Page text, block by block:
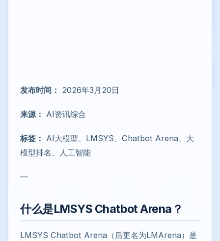
发布时间： 2026年3月20日
来源： AI资讯综合
标签： AI大模型、LMSYS、Chatbot Arena、大
模型排名、人工智能
—
什么是LMSYS Chatbot Arena？
LMSYS Chatbot Arena（后更名为LMArena）是